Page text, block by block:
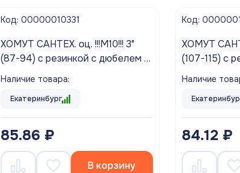
Код: 00000010331
ХОМУТ САНТЕХ. оц. !!!М10!!! 3"
(87-94) с резинкой с дюбелем и
шурупом (1/50)
Наличие товара:
Екатеринбург
85.86 ₽
В корзину
Код:
ХОМУТ САНТЕХ. оц. !!!М10!!! 4"
(107-115) с резинкой, дюбелем и
Наличие
84.12 ₽